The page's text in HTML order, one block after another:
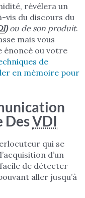
révélera un
vis du discours du
)ou de son produit.
mais vous
ou votre
de
en mémoire pour
DesVDI
qui se
d’un
de détecter
aller jusqu’à